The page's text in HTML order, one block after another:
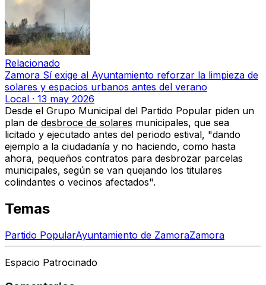
Relacionado
Zamora Sí exige al Ayuntamiento reforzar la limpieza de
solares y espacios urbanos antes del verano
Local · 13 may 2026
Desde el Grupo Municipal del Partido Popular piden un
plan de desbroce de solares municipales, que sea
licitado y ejecutado antes del periodo estival, "dando
ejemplo a la ciudadanía y no haciendo, como hasta
ahora, pequeños contratos para desbrozar parcelas
municipales, según se van quejando los titulares
colindantes o vecinos afectados".
Temas
Partido PopularAyuntamiento de ZamoraZamora
Espacio Patrocinado